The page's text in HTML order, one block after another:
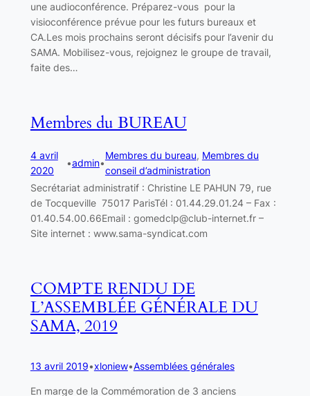
une audioconférence. Préparez-vous pour la
visioconférence prévue pour les futurs bureaux et
CA.Les mois prochains seront décisifs pour l’avenir du
SAMA. Mobilisez-vous, rejoignez le groupe de travail,
faite des…
Membres du BUREAU
4 avril
2020
•admin•
Membres du bureau, Membres du
conseil d’administration
Secrétariat administratif : Christine LE PAHUN 79, rue
de Tocqueville 75017 ParisTél : 01.44.29.01.24 – Fax :
01.40.54.00.66Email : gomedclp@club-internet.fr –
Site internet : www.sama-syndicat.com
COMPTE RENDU DE
L’ASSEMBLÉE GÉNÉRALE DU
SAMA, 2019
13 avril 2019•xloniew•Assemblées générales
En marge de la Commémoration de 3 anciens